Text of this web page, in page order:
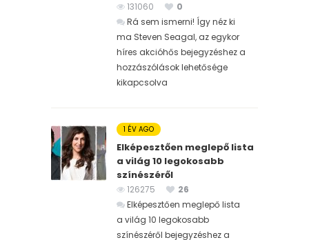
131060
0
Rá sem ismerni! Így néz ki
ma Steven Seagal, az egykor
híres akcióhős bejegyzéshez a
hozzászólások lehetősége
kikapcsolva
1 ÉV AGO
Elképesztően meglepő lista
a világ 10 legokosabb
színészéről
126275
26
Elképesztően meglepő lista
a világ 10 legokosabb
színészéről bejegyzéshez a